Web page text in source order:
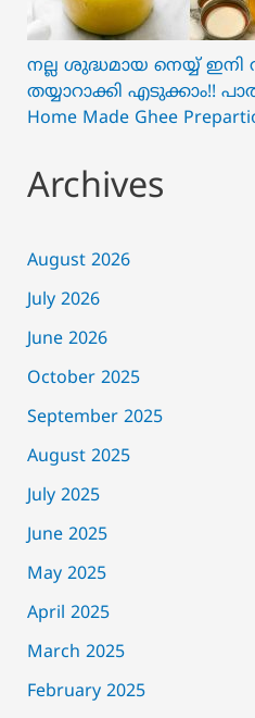
നല്ല ശുദ്ധമായ നെയ്യ് ഇനി
തയ്യാറാക്കി എടുക്കാം!!
Home Made Ghee
Archives
August 2026
July 2026
June 2026
October 2025
September 2025
August 2025
July 2025
June 2025
May 2025
April 2025
March 2025
February 2025